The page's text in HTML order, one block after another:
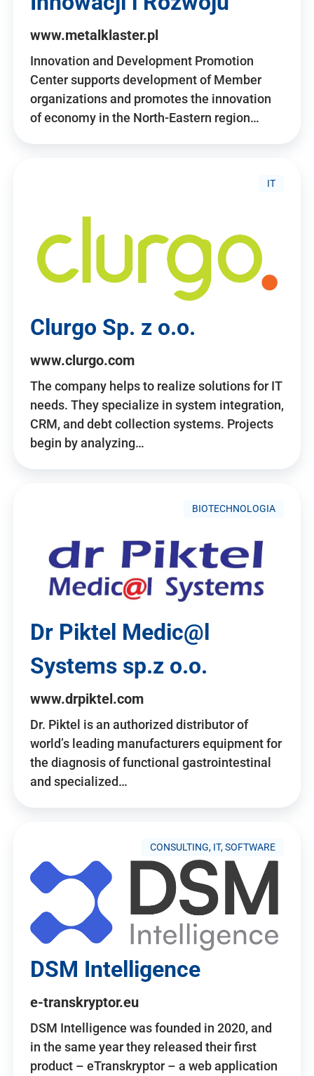
www.metalklaster.pl
Innovation and Development Promotion
Center supports development of Member
organizations and promotes the innovation
of economy in the North-Eastern region…
IT
Clurgo Sp. z o.o.
www.clurgo.com
The company helps to realize solutions for IT
needs. They specialize in system integration,
CRM, and debt collection systems. Projects
begin by analyzing…
BIOTECHNOLOGIA
Dr Piktel Medic@l
Systems sp.z o.o.
www.drpiktel.com
Dr. Piktel is an authorized distributor of
world’s leading manufacturers equipment for
the diagnosis of functional gastrointestinal
and specialized…
CONSULTING, IT, SOFTWARE
DSM Intelligence
e-transkryptor.eu
DSM Intelligence was founded in 2020, and
in the same year they released their first
product – eTranskryptor – a web application